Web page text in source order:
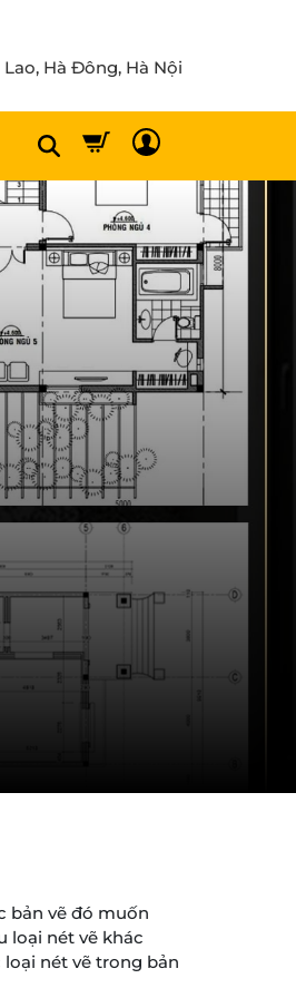
Hà Đông, Hà Nội
bản vẽ đó muốn
loại nét vẽ khác
nét vẽ trong bản